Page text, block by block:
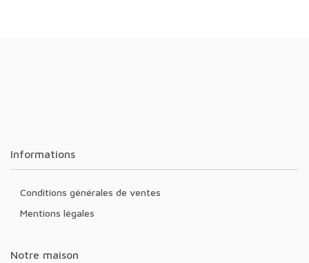
Informations
Conditions générales de ventes
Mentions légales
Notre maison